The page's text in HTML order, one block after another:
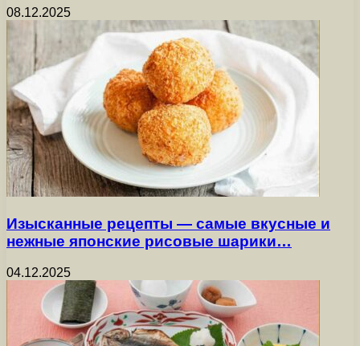
08.12.2025
Изысканные рецепты — самые вкусные и
нежные японские рисовые шарики…
04.12.2025